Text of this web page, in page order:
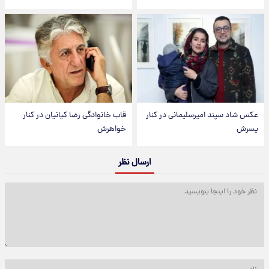
عکس شاد سپند امیرسلیمانی در کنار
پسرش
قاب خانوادگی رضا کیانیان در کنار
خواهرش
ارسال نظر